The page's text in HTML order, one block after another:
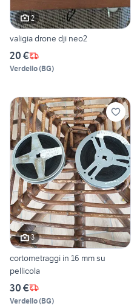
2
valigia drone dji neo2
20 €
Verdello(BG)
3
cortometraggi in 16 mm su
pellicola
30 €
Verdello(BG)